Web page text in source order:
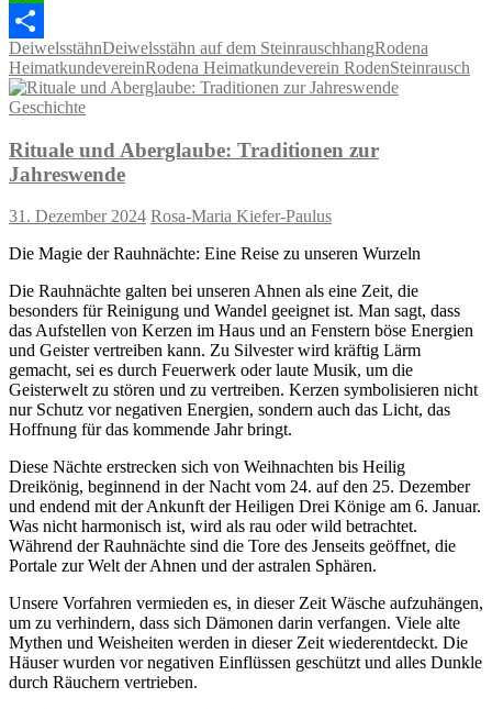
WhatsApp
Teilen
DeiwelsstähnDeiwelsstähn auf dem SteinrauschhangRodena
HeimatkundevereinRodena Heimatkundeverein RodenSteinrausch
Geschichte
Rituale und Aberglaube: Traditionen zur
Jahreswende
31. Dezember 2024 Rosa-Maria Kiefer-Paulus
Die Magie der Rauhnächte: Eine Reise zu unseren Wurzeln
Die Rauhnächte galten bei unseren Ahnen als eine Zeit, die
besonders für Reinigung und Wandel geeignet ist. Man sagt, dass
das Aufstellen von Kerzen im Haus und an Fenstern böse Energien
und Geister vertreiben kann. Zu Silvester wird kräftig Lärm
gemacht, sei es durch Feuerwerk oder laute Musik, um die
Geisterwelt zu stören und zu vertreiben. Kerzen symbolisieren nicht
nur Schutz vor negativen Energien, sondern auch das Licht, das
Hoffnung für das kommende Jahr bringt.
Diese Nächte erstrecken sich von Weihnachten bis Heilig
Dreikönig, beginnend in der Nacht vom 24. auf den 25. Dezember
und endend mit der Ankunft der Heiligen Drei Könige am 6. Januar.
Was nicht harmonisch ist, wird als rau oder wild betrachtet.
Während der Rauhnächte sind die Tore des Jenseits geöffnet, die
Portale zur Welt der Ahnen und der astralen Sphären.
Unsere Vorfahren vermieden es, in dieser Zeit Wäsche aufzuhängen,
um zu verhindern, dass sich Dämonen darin verfangen. Viele alte
Mythen und Weisheiten werden in dieser Zeit wiederentdeckt. Die
Häuser wurden vor negativen Einflüssen geschützt und alles Dunkle
durch Räuchern vertrieben.